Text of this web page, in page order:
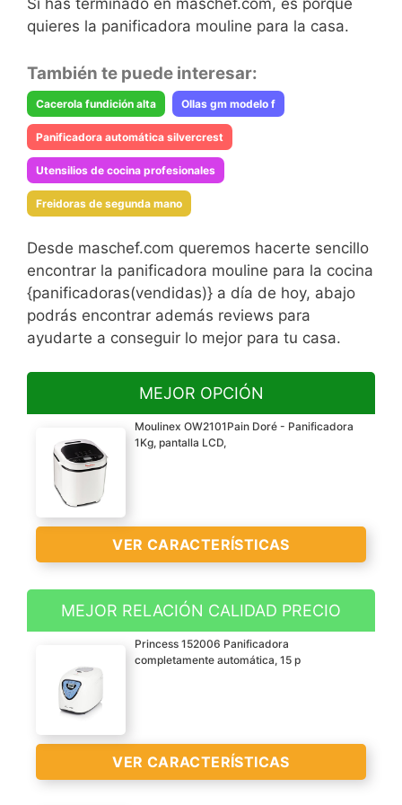
Si has terminado en maschef.com, es porque
quieres la panificadora mouline para la casa.
También te puede interesar:
Cacerola fundición alta Ollas gm modelo f
Panificadora automática silvercrest
Utensilios de cocina profesionales
Freidoras de segunda mano
Desde maschef.com queremos hacerte sencillo
encontrar la panificadora mouline para la cocina
{panificadoras(vendidas)} a día de hoy, abajo
podrás encontrar además reviews para
ayudarte a conseguir lo mejor para tu casa.
MEJOR OPCIÓN
Moulinex OW2101Pain Doré - Panificadora
1Kg, pantalla LCD,
VER CARACTERÍSTICAS
Panificadora con 12
programas automáticos
para hacer delicioso pan
casero, bizcochos, masas
pizza y pasta, mermelada
y crema de avena, así
como para pan de
centeno y sin gluten
MEJOR RELACIÓN CALIDAD PRECIO
Princess 152006 Panificadora
completamente automática, 15 p
VER CARACTERÍSTICAS